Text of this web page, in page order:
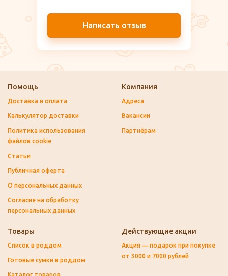
Написать отзыв
Помощь
Доставка и оплата
Калькулятор доставки
Политика использования
файлов cookie
Статьи
Публичная оферта
О персональных данных
Согласие на обработку
персональных данных
Компания
Адреса
Вакансии
Партнёрам
Товары
Список в роддом
Готовые сумки в роддом
Каталог товаров
Действующие акции
Акция — подарок при покупке
от 3000 и 7000 рублей